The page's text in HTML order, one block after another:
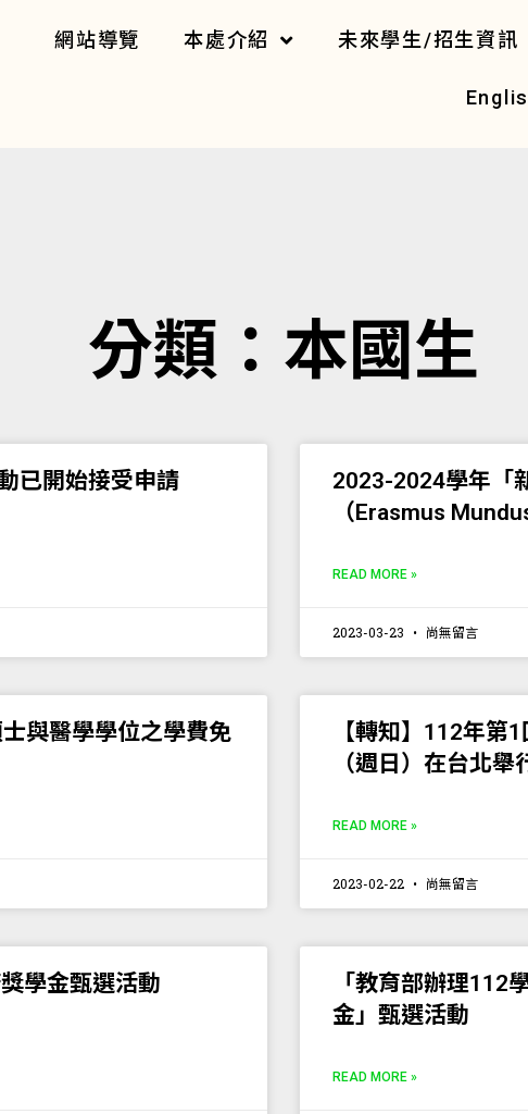
網站導覽 本處介紹 未來學生/招生資訊
分類：本國生
已開始接受申請
2023-2024學年「
（Erasmus
READ MORE »
2023-03-23 尚無留言
與醫學學位之學費免
【轉知】112年第
（週日）在台北舉
READ MORE »
2023-02-22 尚無留言
學金甄選活動
「教育部辦理112
金」甄選活動
READ MORE »